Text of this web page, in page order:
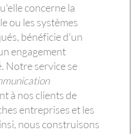
concerne la
ou les systèmes
bénéficie d'un
engagement
Notre service se
à nos clients de
entreprises et les
nous construisons